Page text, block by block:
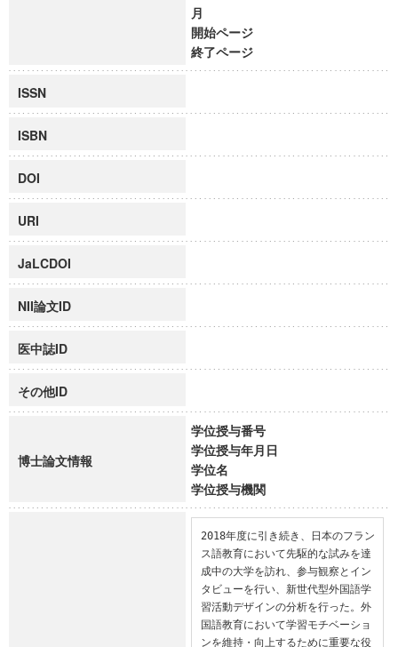
月
開始ページ
終了ページ
ISSN
ISBN
DOI
URI
JaLCDOI
NII論文ID
医中誌ID
その他ID
博士論文情報
学位授与番号
学位授与年月日
学位名
学位授与機関
2018年度に引き続き、日本のフラン
ス語教育において先駆的な試みを達
成中の大学を訪れ、参与観察とイン
タビューを行い、新世代型外国語学
習活動デザインの分析を行った。外
国語教育において学習モチベーショ
ンを維持・向上するために重要な役